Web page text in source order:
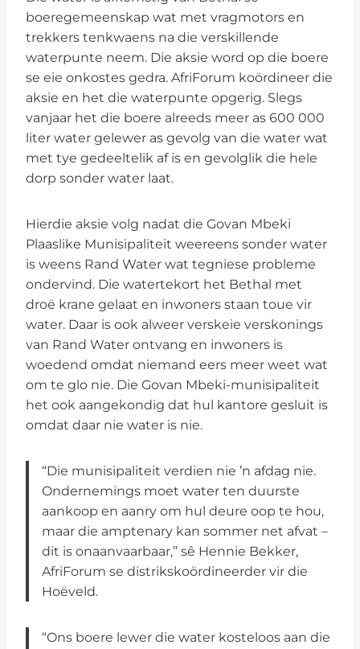
boeregemeenskap wat met vragmotors en
trekkers tenkwaens na die verskillende
waterpunte neem. Die aksie word op die boere
se eie onkostes gedra. AfriForum koördineer die
aksie en het die waterpunte opgerig. Slegs
vanjaar het die boere alreeds meer as 600 000
liter water gelewer as gevolg van die water wat
met tye gedeeltelik af is en gevolglik die hele
dorp sonder water laat.
Hierdie aksie volg nadat die Govan Mbeki
Plaaslike Munisipaliteit weereens sonder water
is weens Rand Water wat tegniese probleme
ondervind. Die watertekort het Bethal met
droë krane gelaat en inwoners staan toue vir
water. Daar is ook alweer verskeie verskonings
van Rand Water ontvang en inwoners is
woedend omdat niemand eers meer weet wat
om te glo nie. Die Govan Mbeki-munisipaliteit
het ook aangekondig dat hul kantore gesluit is
omdat daar nie water is nie.
“Die munisipaliteit verdien nie ’n afdag nie.
Ondernemings moet water ten duurste
aankoop en aanry om hul deure oop te hou,
maar die amptenary kan sommer net afvat –
dit is onaanvaarbaar,” sê Hennie Bekker,
AfriForum se distrikskoördineerder vir die
Hoëveld.
“Ons boere lewer die water kosteloos aan die